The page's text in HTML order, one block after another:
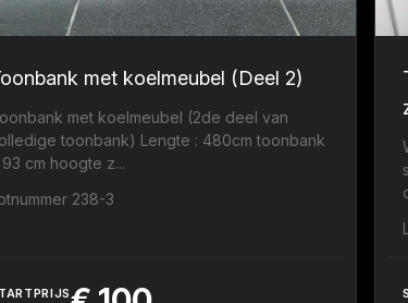
met koelmeubel (Deel 2)
met koelmeubel (2de deel van
toonbank) Lengte : 480cm toonbank
cm hoogte z...
238-3